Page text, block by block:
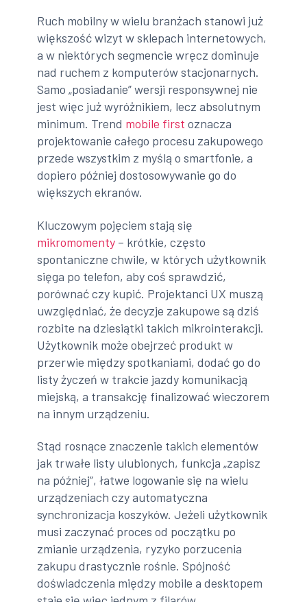
Ruch mobilny w wielu branżach stanowi już
większość wizyt w sklepach internetowych,
a w niektórych segmencie wręcz dominuje
nad ruchem z komputerów stacjonarnych.
Samo „posiadanie” wersji responsywnej nie
jest więc już wyróżnikiem, lecz absolutnym
minimum. Trend mobile first oznacza
projektowanie całego procesu zakupowego
przede wszystkim z myślą o smartfonie, a
dopiero później dostosowywanie go do
większych ekranów.
Kluczowym pojęciem stają się
mikromomenty – krótkie, często
spontaniczne chwile, w których użytkownik
sięga po telefon, aby coś sprawdzić,
porównać czy kupić. Projektanci UX muszą
uwzględniać, że decyzje zakupowe są dziś
rozbite na dziesiątki takich mikrointerakcji.
Użytkownik może obejrzeć produkt w
przerwie między spotkaniami, dodać go do
listy życzeń w trakcie jazdy komunikacją
miejską, a transakcję finalizować wieczorem
na innym urządzeniu.
Stąd rosnące znaczenie takich elementów
jak trwałe listy ulubionych, funkcja „zapisz
na później”, łatwe logowanie się na wielu
urządzeniach czy automatyczna
synchronizacja koszyków. Jeżeli użytkownik
musi zaczynać proces od początku po
zmianie urządzenia, ryzyko porzucenia
zakupu drastycznie rośnie. Spójność
doświadczenia między mobile a desktopem